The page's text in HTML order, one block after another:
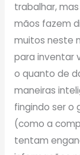
trabalhar,
mãos fazem
muitos neste
para inventar
o quanto de
maneiras
fingindo ser o
(como a
tentam